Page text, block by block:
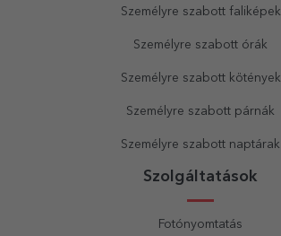
Személyre szabott faliképek
Személyre szabott órák
Személyre szabott kötények
Személyre szabott párnák
Személyre szabott naptárak
Szolgáltatások
Fotónyomtatás